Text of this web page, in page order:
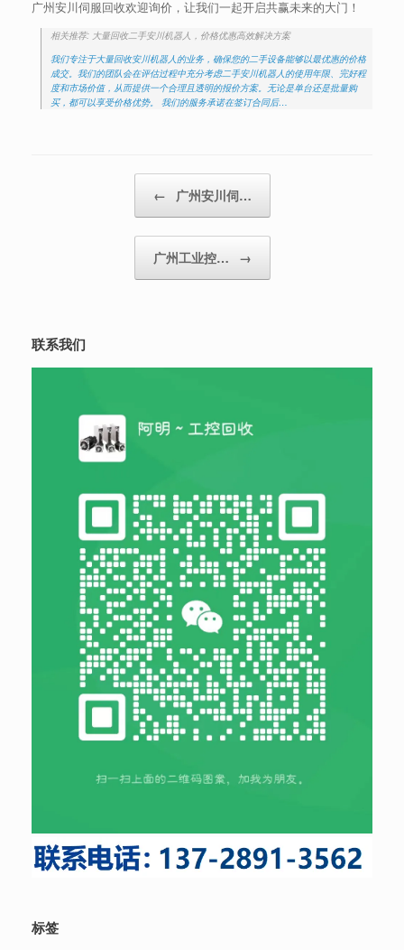
广州安川伺服回收欢迎询价，让我们一起开启共赢未来的大门！
相关推荐: 大量回收二手安川机器人，价格优惠高效解决方案
我们专注于大量回收安川机器人的业务，确保您的二手设备能够以最优惠的价格
成交。我们的团队会在评估过程中充分考虑二手安川机器人的使用年限、完好程
度和市场价值，从而提供一个合理且透明的报价方案。无论是单台还是批量购
买，都可以享受价格优势。 我们的服务承诺在签订合同后…
← 广州安川伺…
广州工业控… →
联系我们
标签